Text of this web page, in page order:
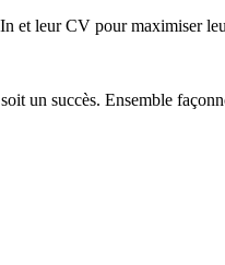
et leur CV pour maximiser
un succès. Ensemble